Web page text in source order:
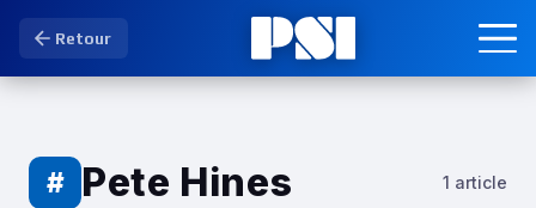
Retour
# Pete Hines 1 article